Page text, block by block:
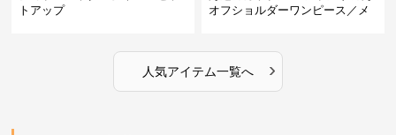
トアップ
オフショルダーワンピース／メ
人気アイテム一覧へ ›